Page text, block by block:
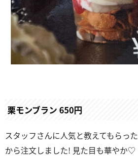
栗モンブラン 650円
スタッフさんに人気と教えてもらった
から注文しました! 見た目も華やか♡